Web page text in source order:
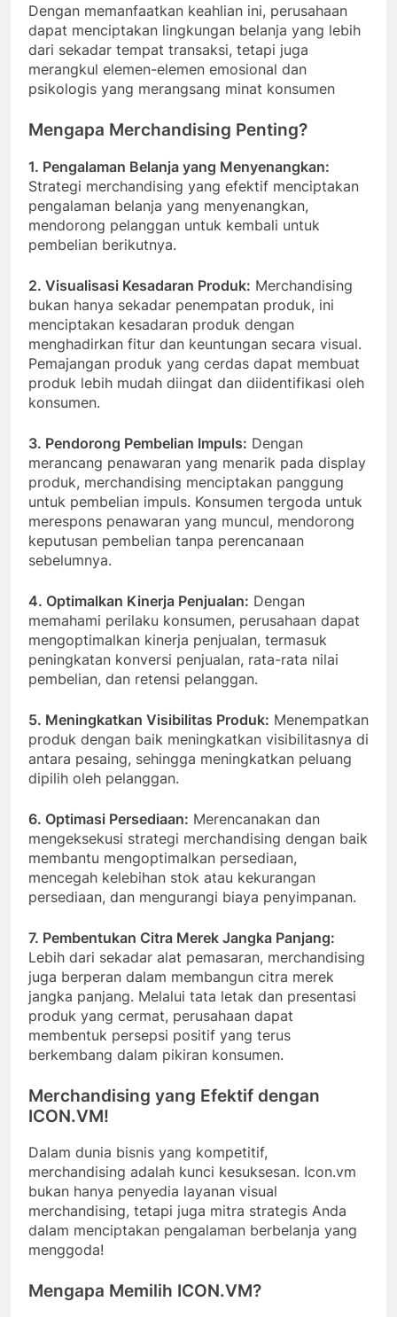
Dengan memanfaatkan keahlian ini, perusahaan
dapat menciptakan lingkungan belanja yang lebih
dari sekadar tempat transaksi, tetapi juga
merangkul elemen-elemen emosional dan
psikologis yang merangsang minat konsumen
Mengapa Merchandising Penting?
1. Pengalaman Belanja yang Menyenangkan:
Strategi merchandising yang efektif menciptakan
pengalaman belanja yang menyenangkan,
mendorong pelanggan untuk kembali untuk
pembelian berikutnya.
2. Visualisasi Kesadaran Produk: Merchandising
bukan hanya sekadar penempatan produk, ini
menciptakan kesadaran produk dengan
menghadirkan fitur dan keuntungan secara visual.
Pemajangan produk yang cerdas dapat membuat
produk lebih mudah diingat dan diidentifikasi oleh
konsumen.
3. Pendorong Pembelian Impuls: Dengan
merancang penawaran yang menarik pada display
produk, merchandising menciptakan panggung
untuk pembelian impuls. Konsumen tergoda untuk
merespons penawaran yang muncul, mendorong
keputusan pembelian tanpa perencanaan
sebelumnya.
4. Optimalkan Kinerja Penjualan: Dengan
memahami perilaku konsumen, perusahaan dapat
mengoptimalkan kinerja penjualan, termasuk
peningkatan konversi penjualan, rata-rata nilai
pembelian, dan retensi pelanggan.
5. Meningkatkan Visibilitas Produk: Menempatkan
produk dengan baik meningkatkan visibilitasnya di
antara pesaing, sehingga meningkatkan peluang
dipilih oleh pelanggan.
6. Optimasi Persediaan: Merencanakan dan
mengeksekusi strategi merchandising dengan baik
membantu mengoptimalkan persediaan,
mencegah kelebihan stok atau kekurangan
persediaan, dan mengurangi biaya penyimpanan.
7. Pembentukan Citra Merek Jangka Panjang:
Lebih dari sekadar alat pemasaran, merchandising
juga berperan dalam membangun citra merek
jangka panjang. Melalui tata letak dan presentasi
produk yang cermat, perusahaan dapat
membentuk persepsi positif yang terus
berkembang dalam pikiran konsumen.
Merchandising yang Efektif dengan
ICON.VM!
Dalam dunia bisnis yang kompetitif,
merchandising adalah kunci kesuksesan. Icon.vm
bukan hanya penyedia layanan visual
merchandising, tetapi juga mitra strategis Anda
dalam menciptakan pengalaman berbelanja yang
menggoda!
Mengapa Memilih ICON.VM?